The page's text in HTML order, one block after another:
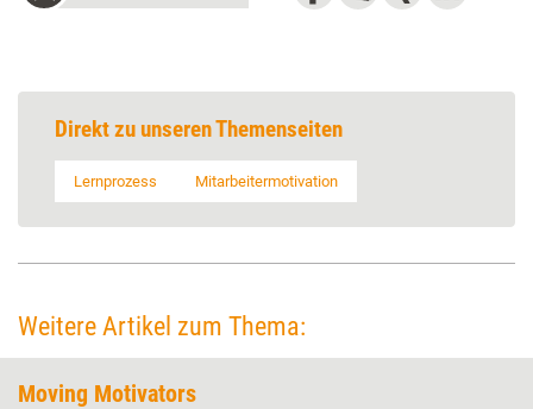
Direkt zu unseren Themenseiten
Lernprozess Mitarbeitermotivation
Weitere Artikel zum Thema:
Moving Motivators